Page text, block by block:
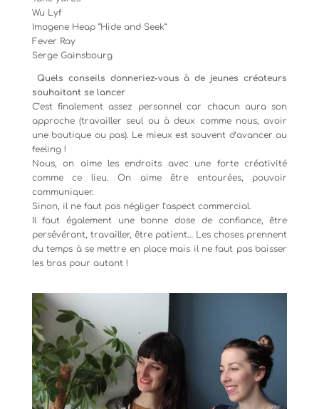
Wu Lyf
Imogene Heap “Hide and Seek”
Fever Ray
Serge Gainsbourg
Quels conseils donneriez-vous à de jeunes créateurs
souhaitant se lancer
C’est finalement assez personnel car chacun aura son
approche (travailler seul ou à deux comme nous, avoir
une boutique ou pas). Le mieux est souvent d’avancer au
feeling !
Nous, on aime les endroits avec une forte créativité
comme ce lieu. On aime être entourées, pouvoir
communiquer.
Sinon, il ne faut pas négliger l’aspect commercial.
Il faut également une bonne dose de confiance, être
persévérant, travailler, être patient… Les choses prennent
du temps à se mettre en place mais il ne faut pas baisser
les bras pour autant !